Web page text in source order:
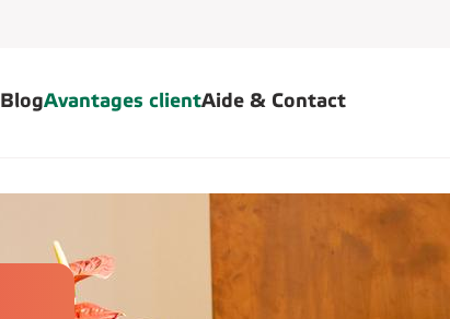
BlogAvantages clientAide & Contact